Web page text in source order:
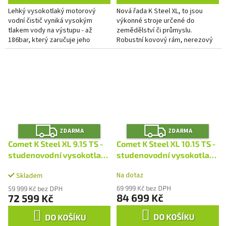
Lehký vysokotlaký motorový
vodní čistič vyniká vysokým
tlakem vody na výstupu - až
186bar, který zaručuje jeho
vysoký čistící výkon. Srdcem
Nová řada K Steel XL, to jsou
výkonné stroje určené do
zemědělství či průmyslu.
Robustní kovový rám, nerezový
kryt motoru a čerpadla či velká
Z
D
A
R
M
A
ZDARMA
Comet K Steel XL 9.15 TS -
studenovodní vysokotlaký
Skladem
59 999 Kč bez DPH
72 599 Kč
DO KOŠÍKU
Z
D
A
R
M
A
ZDARMA
Comet K Steel XL 10.15 TS -
studenovodní vysokotlaký
Na dotaz
69 999 Kč bez DPH
84 699 Kč
DO KOŠÍKU